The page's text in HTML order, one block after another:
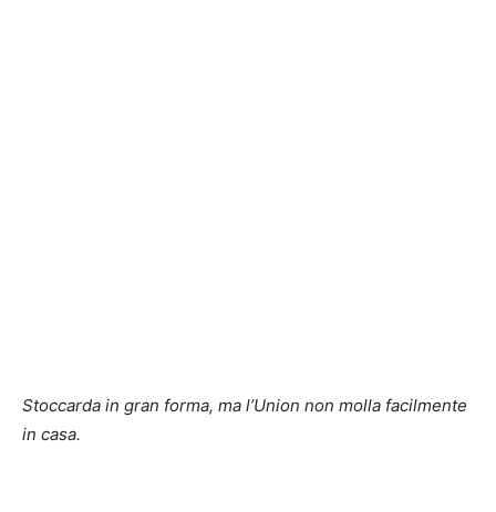
Stoccarda in gran forma, ma l’Union non molla facilmente
in casa.